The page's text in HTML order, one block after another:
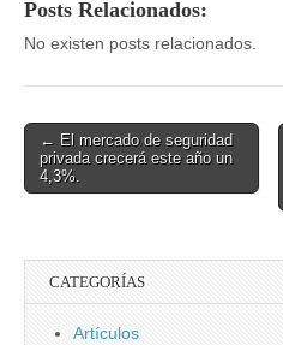
Posts Relacionados:
No existen posts relacionados.
Post
navigation
← El mercado de seguridad
privada crecerá este año un
4,3%.
CATEGORÍAS
Artículos